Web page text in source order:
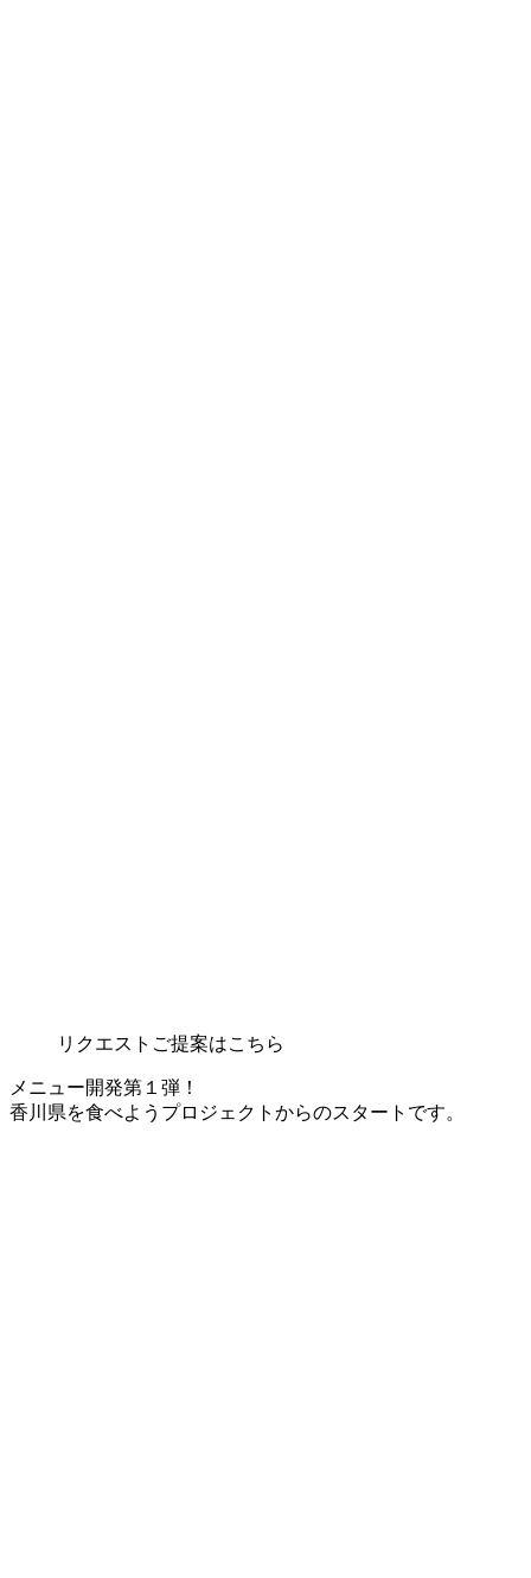
リクエストご提案はこちら
メニュー開発第１弾！
香川県を食べようプロジェクトからのスタートです。